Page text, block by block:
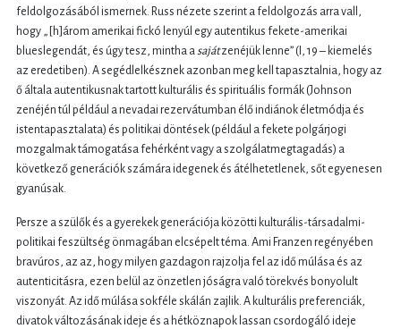
feldolgozásából ismernek. Russ nézete szerint a feldolgozás arra vall,
hogy „[h]árom amerikai fickó lenyúl egy autentikus fekete-amerikai
blueslegendát, és úgy tesz, mintha asajátzenéjük lenne” (I, 19 – kiemelés
az eredetiben). A segédlelkésznek azonban meg kell tapasztalnia, hogy az
ő általa autentikusnak tartott kulturális és spirituális formák (Johnson
zenéjén túl például a nevadai rezervátumban élő indiánok életmódja és
istentapasztalata) és politikai döntések (például a fekete polgárjogi
mozgalmak támogatása fehérként vagy a szolgálatmegtagadás) a
következő generációk számára idegenek és átélhetetlenek, sőt egyenesen
gyanúsak.
Persze a szülők és a gyerekek generációja közötti kulturális-társadalmi-
politikai feszültség önmagában elcsépelt téma. Ami Franzen regényében
bravúros, az az, hogy milyen gazdagon rajzolja fel az idő múlása és az
autenticitásra, ezen belül az önzetlen jóságra való törekvés bonyolult
viszonyát. Az idő múlása sokféle skálán zajlik. A kulturális preferenciák,
divatok változásának ideje és a hétköznapok lassan csordogáló ideje